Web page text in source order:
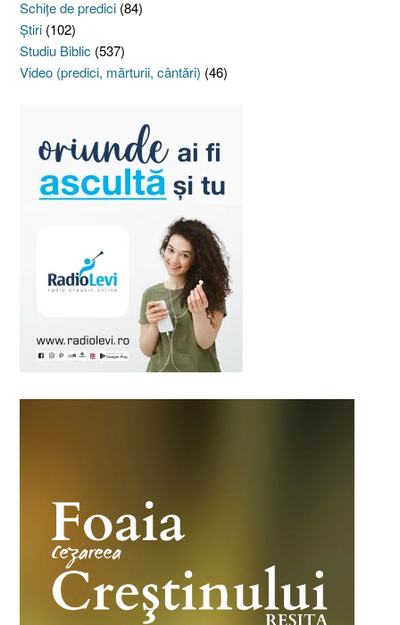
Schiţe de predici (84)
Ştiri (102)
Studiu Biblic (537)
Video (predici, mărturii, cântări) (46)